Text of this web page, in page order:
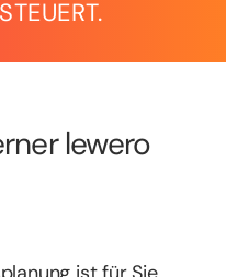
lewero